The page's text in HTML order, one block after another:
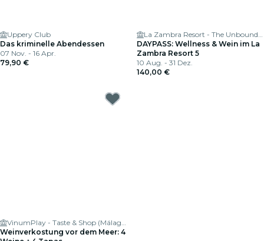
Uppery Club
Das kriminelle Abendessen
07 Nov. - 16 Apr.
79,90 €
La Zambra Resort - The Unbound Collection by Hyatt
DAYPASS: Wellness & Wein im La
Zambra Resort 5
10 Aug. - 31 Dez.
140,00 €
VinumPlay - Taste & Shop (Málaga - La Malagueta)
Weinverkostung vor dem Meer: 4